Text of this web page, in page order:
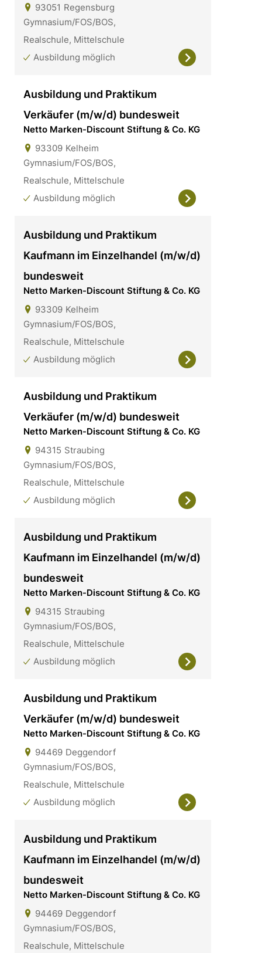
93051 Regensburg
Gymnasium/FOS/BOS,
Realschule, Mittelschule
Ausbildung möglich
Ausbildung und Praktikum
Verkäufer (m/w/d) bundesweit
Netto Marken-Discount Stiftung & Co. KG
93309 Kelheim
Gymnasium/FOS/BOS,
Realschule, Mittelschule
Ausbildung möglich
Ausbildung und Praktikum
Kaufmann im Einzelhandel (m/w/d)
bundesweit
Netto Marken-Discount Stiftung & Co. KG
93309 Kelheim
Gymnasium/FOS/BOS,
Realschule, Mittelschule
Ausbildung möglich
Ausbildung und Praktikum
Verkäufer (m/w/d) bundesweit
Netto Marken-Discount Stiftung & Co. KG
94315 Straubing
Gymnasium/FOS/BOS,
Realschule, Mittelschule
Ausbildung möglich
Ausbildung und Praktikum
Kaufmann im Einzelhandel (m/w/d)
bundesweit
Netto Marken-Discount Stiftung & Co. KG
94315 Straubing
Gymnasium/FOS/BOS,
Realschule, Mittelschule
Ausbildung möglich
Ausbildung und Praktikum
Verkäufer (m/w/d) bundesweit
Netto Marken-Discount Stiftung & Co. KG
94469 Deggendorf
Gymnasium/FOS/BOS,
Realschule, Mittelschule
Ausbildung möglich
Ausbildung und Praktikum
Kaufmann im Einzelhandel (m/w/d)
bundesweit
Netto Marken-Discount Stiftung & Co. KG
94469 Deggendorf
Gymnasium/FOS/BOS,
Realschule, Mittelschule